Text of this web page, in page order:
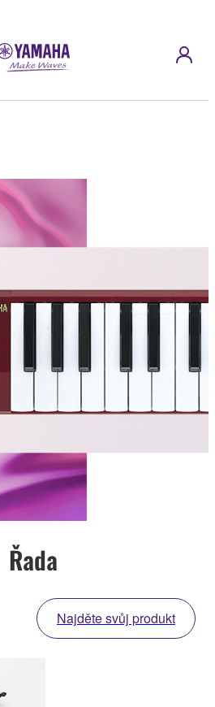
Řada
Najděte svůj produkt